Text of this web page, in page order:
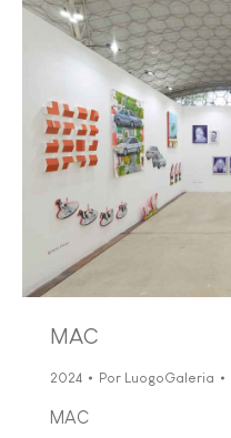
MAC
2024 Por LuogoGaleria
MAC